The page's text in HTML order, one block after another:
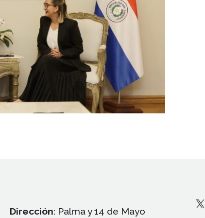
Dirección: Palma y 14 de Mayo
X